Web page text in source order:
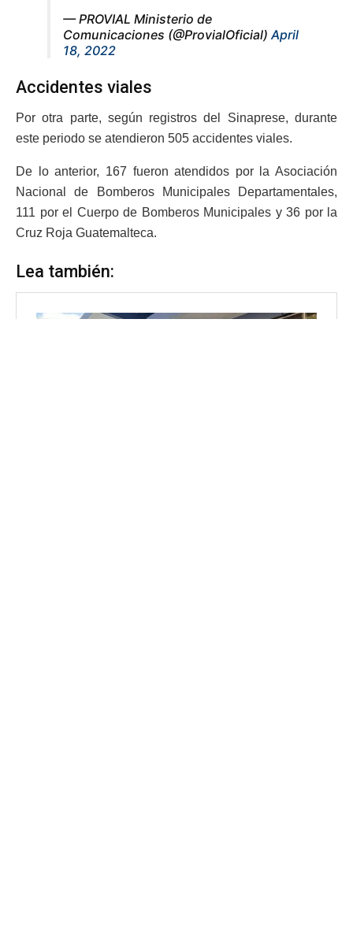
— PROVIAL Ministerio de
Comunicaciones (@ProvialOficial)April
18, 2022
Accidentes viales
Por otra parte, según registros del Sinaprese, durante
este periodo se atendieron 505 accidentes viales.
De lo anterior, 167 fueron atendidos por la Asociación
Nacional de Bomberos Municipales Departamentales,
111 por el Cuerpo de Bomberos Municipales y 36 por la
Cruz Roja Guatemalteca.
Lea también: